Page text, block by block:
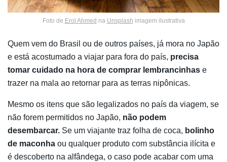
Foto de Erol Ahmed na Unsplash imagem ilustrativa
Quem vem do Brasil ou de outros países, já mora no Japão
e está acostumado a viajar para fora do país, precisa
tomar cuidado na hora de comprar lembrancinhas e
trazer na mala ao retornar para as terras nipônicas.
Mesmo os itens que são legalizados no país da viagem, se
não forem permitidos no Japão, não podem
desembarcar. Se um viajante traz folha de coca, bolinho
de maconha ou qualquer produto com substância ilícita e
é descoberto na alfândega, o caso pode acabar com uma